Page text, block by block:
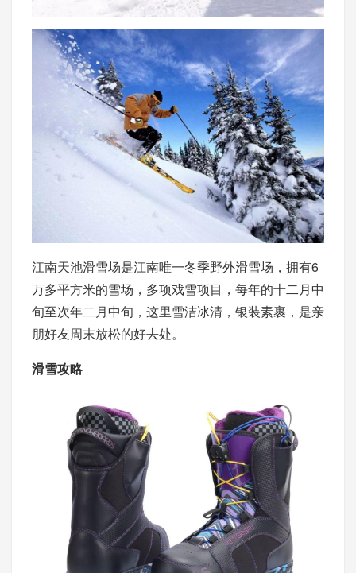
江南天池滑雪场是江南唯一冬季野外滑雪场，拥有6
万多平方米的雪场，多项戏雪项目，每年的十二月中
旬至次年二月中旬，这里雪洁冰清，银装素裹，是亲
朋好友周末放松的好去处。
滑雪攻略